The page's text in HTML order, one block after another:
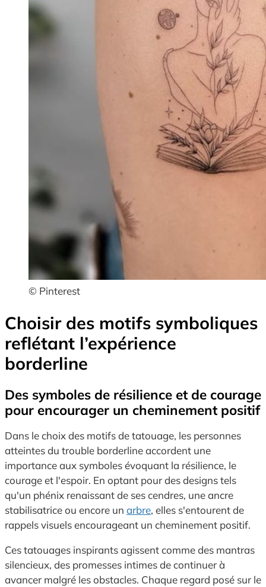
© Pinterest
Choisir des motifs symboliques
reflétant l’expérience
borderline
Des symboles de résilience et de courage
pour encourager un cheminement positif
Dans le choix des motifs de tatouage, les personnes
atteintes du trouble borderline accordent une
importance aux symboles évoquant la résilience, le
courage et l'espoir. En optant pour des designs tels
qu'un phénix renaissant de ses cendres, une ancre
stabilisatrice ou encore un arbre, elles s'entourent de
rappels visuels encourageant un cheminement positif.
Ces tatouages inspirants agissent comme des mantras
silencieux, des promesses intimes de continuer à
avancer malgré les obstacles. Chaque regard posé sur le